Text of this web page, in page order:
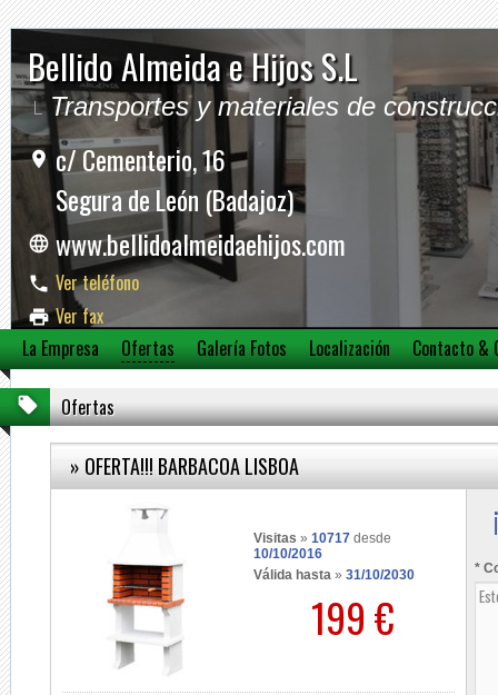
Bellido Almeida e Hijos S.L
Transportes y materiales de
c/ Cementerio, 16
Segura de León (Badajoz)
www.bellidoalmeidaehijos.com
Ver teléfono
Ver fax
Ver móvil
La Empresa Ofertas Galería Fotos Localización Contacto &
Ofertas
» OFERTA!!! BARBACOA LISBOA
Visitas » 10717 desde
10/10/2016
Válida hasta » 31/10/2030
199 €
*